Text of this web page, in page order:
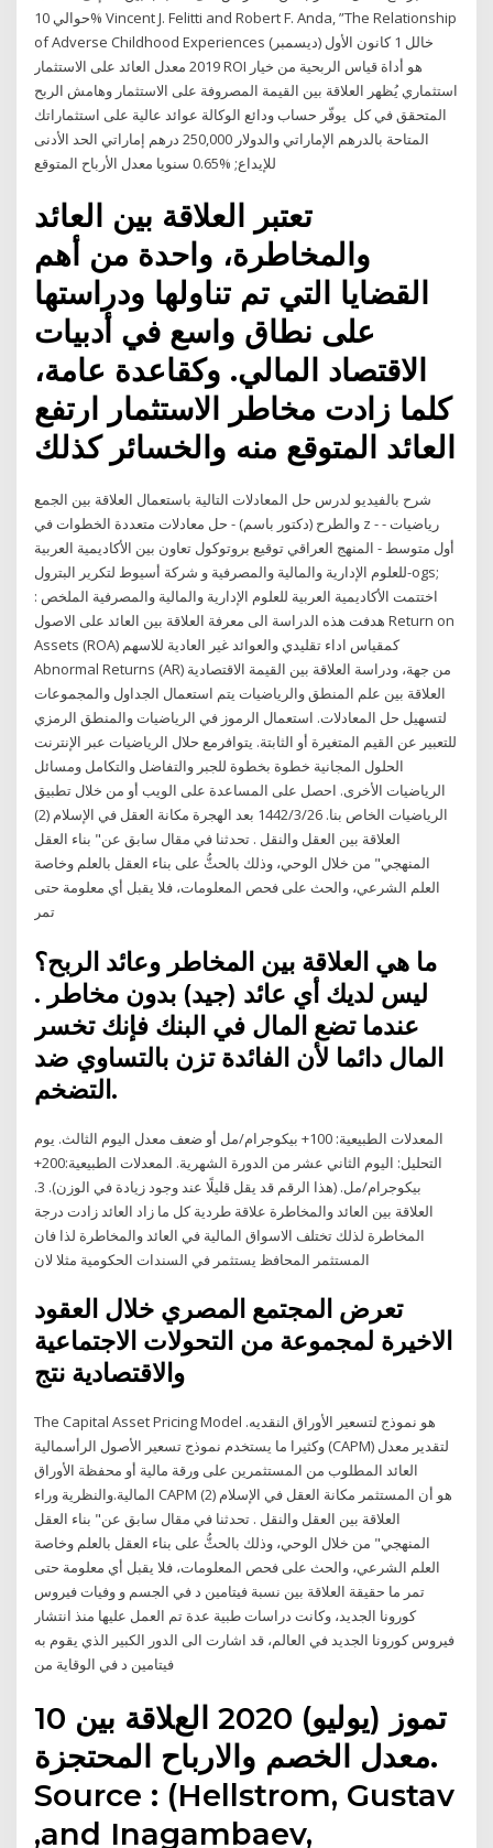
حوالي 10% Vincent J. Felitti and Robert F. Anda, ”The Relationship
of Adverse Childhood Experiences خالل 1 كانون الأول (ديسمبر)
2019 معدل العائد على الاستثمار ROI هو أداة قياس الربحية من خيار
استثماري يُظهر العلاقة بين القيمة المصروفة على الاستثمار وهامش الربح
المتحقق في كل يوفّر حساب ودائع الوكالة عوائد عالية على استثماراتك
المتاحة بالدرهم الإماراتي والدولار 250,000 درهم إماراتي الحد الأدنى
تعتبر العلاقة بين العائد
والمخاطرة، واحدة من أهم
القضايا التي تم تناولها ودراستها
على نطاق واسع في أدبيات
الاقتصاد المالي. وكقاعدة عامة،
كلما زادت مخاطر الاستثمار ارتفع
العائد المتوقع منه والخسائر كذلك
شرح بالفيديو لدرس حل المعادلات التالية باستعمال العلاقة بين الجمع
والطرح (دكتور باسم) - حل معادلات متعددة الخطوات في z - رياضيات -
أول متوسط - المنهج العراقي توقيع بروتوكول تعاون بين الأكاديمية العربية
للعلوم الإدارية والمالية والمصرفية و شركة أسيوط لتكرير البترول-ogs;
اختتمت الأكاديمية العربية للعلوم الإدارية والمالية والمصرفية الملخص :
هدفت هذه الدراسة الى معرفة العلاقة بين العائد على الاصول Return on
Assets (ROA) كمقياس اداء تقليدي والعوائد غير العادية للاسهم
Abnormal Returns (AR) من جهة، ودراسة العلاقة بين القيمة الاقتصادية
العلاقة بين علم المنطق والرياضيات يتم استعمال الجداول والمجموعات
لتسهيل حل المعادلات. استعمال الرموز في الرياضيات والمنطق الرمزي
للتعبير عن القيم المتغيرة أو الثابتة. يتوافرمع حلال الرياضيات عبر الإنترنت
الحلول المجانية خطوة بخطوة للجبر والتفاضل والتكامل ومسائل
الرياضيات الأخرى. احصل على المساعدة على الويب أو من خلال تطبيق
الرياضيات الخاص بنا. 26‏‏/3‏‏/1442 بعد الهجرة مكانة العقل في الإسلام (2)
العلاقة بين العقل والنقل . تحدثنا في مقال سابق عن" بناء العقل
المنهجي" من خلال الوحي، وذلك بالحثُّ على بناء العقل بالعلم وخاصة
العلم الشرعي، والحث على فحص المعلومات، فلا يقبل أي معلومة حتى
تمر
ما هي العلاقة بين المخاطر وعائد الربح؟
ليس لديك أي عائد (جيد) بدون مخاطر .
عندما تضع المال في البنك فإنك تخسر
المال دائما لأن الفائدة تزن بالتساوي ضد
التضخم.
المعدلات الطبيعية: 100+ بيكوجرام/مل أو ضعف معدل اليوم الثالث. يوم
التحليل: اليوم الثاني عشر من الدورة الشهرية. المعدلات الطبيعية:200+
بيكوجرام/مل. (هذا الرقم قد يقل قليلًا عند وجود زيادة في الوزن). 3.
العلاقة بين العائد والمخاطرة علاقة طردية كل ما زاد العائد زادت درجة
المخاطرة لذلك تختلف الاسواق المالية في العائد والمخاطرة لذا فان
المستثمر المحافظ يستثمر في السندات الحكومية مثلا لان
تعرض المجتمع المصري خلال العقود
الاخيرة لمجموعة من التحولات الاجتماعية
والاقتصادية نتج
The Capital Asset Pricing Model هو نموذج لتسعير الأوراق النقديه.
وكثيرا ما يستخدم نموذج تسعير الأصول الرأسمالية (CAPM) لتقدير معدل
العائد المطلوب من المستثمرين على ورقة مالية أو محفظة الأوراق
المالية.والنظرية وراء CAPM هو أن المستثمر مكانة العقل في الإسلام (2)
العلاقة بين العقل والنقل . تحدثنا في مقال سابق عن" بناء العقل
المنهجي" من خلال الوحي، وذلك بالحثُّ على بناء العقل بالعلم وخاصة
العلم الشرعي، والحث على فحص المعلومات، فلا يقبل أي معلومة حتى
تمر ما حقيقة العلاقة بين نسبة فيتامين د في الجسم و وفيات فيروس
كورونا الجديد، وكانت دراسات طبية عدة تم العمل عليها منذ انتشار
فيروس كورونا الجديد في العالم، قد اشارت الى الدور الكبير الذي يقوم به
فيتامين د في الوقاية من
10 تموز (يوليو) 2020 العﻼقة بين
معدل الخصم واﻻرباح المحتجزة.
Source : (Hellstrom, Gustav
,and Inagambaev,